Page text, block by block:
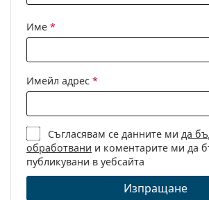
почистване:
Да
Категория:
Диоптрични
Марка:
Police
Код:
VPL887 0627 56
Име *
Имейл адрес *
Съгласявам се данните ми да
обработвани и коментарите ми да
публикувани в уебсайта
Изпращане